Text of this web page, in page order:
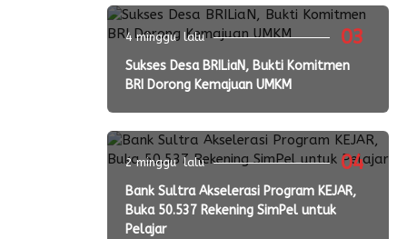
03
4 minggu lalu
Sukses Desa BRILiaN, Bukti Komitmen
BRI Dorong Kemajuan UMKM
04
2 minggu lalu
Bank Sultra Akselerasi Program KEJAR,
Buka 50.537 Rekening SimPel untuk
Pelajar